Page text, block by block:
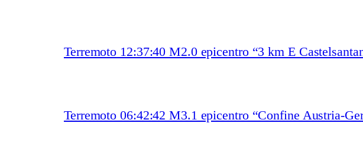
Terremoto 12:37:40 M2.0 epicentro “3 km E
Terremoto 06:42:42 M3.1 epicentro “Confine Austria-